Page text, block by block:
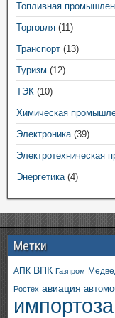
Топливная
Торговля (11)
Транспорт (13)
Туризм (12)
ТЭК (10)
Химическая
Электроника(39)
Электротехническая
Энергетика(4)
Метки
АПК ВПК Газпром
Ростех авиация